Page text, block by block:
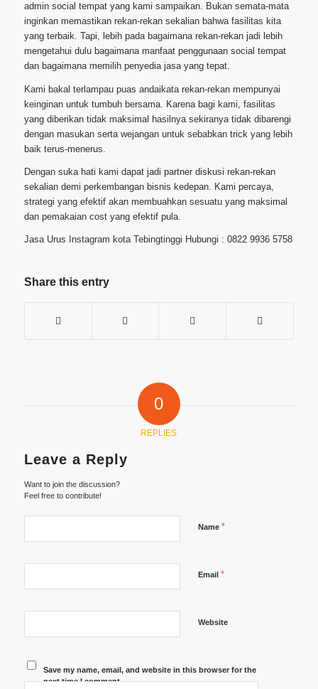
admin social tempat yang kami sampaikan. Bukan semata-mata
inginkan memastikan rekan-rekan sekalian bahwa fasilitas kita
yang terbaik. Tapi, lebih pada bagaimana rekan-rekan jadi lebih
mengetahui dulu bagaimana manfaat penggunaan social tempat
dan bagaimana memilih penyedia jasa yang tepat.
Kami bakal terlampau puas andaikata rekan-rekan mempunyai
keinginan untuk tumbuh bersama. Karena bagi kami, fasilitas
yang diberikan tidak maksimal hasilnya sekiranya tidak dibarengi
dengan masukan serta wejangan untuk sebabkan trick yang lebih
baik terus-menerus.
Dengan suka hati kami dapat jadi partner diskusi rekan-rekan
sekalian demi perkembangan bisnis kedepan. Kami percaya,
strategi yang efektif akan membuahkan sesuatu yang maksimal
dan pemakaian cost yang efektif pula.
Jasa Urus Instagram kota Tebingtinggi Hubungi : 0822 9936 5758
Share this entry
0
REPLIES
Leave a Reply
Want to join the discussion?
Feel free to contribute!
Name *
Email *
Website
Save my name, email, and website in this browser for the
next time I comment.